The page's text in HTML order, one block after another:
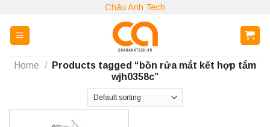
content
Châu Anh Tech
Home /
Products tagged “bồn rửa mắt kết hợp tắm
wjh0358c”